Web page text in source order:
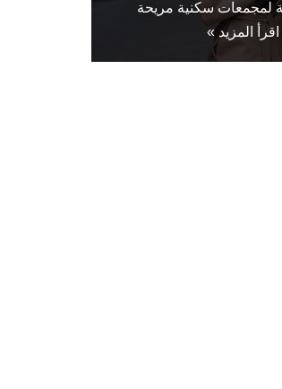
لمجمعات سكنية مريحة
اقرأ المزيد »